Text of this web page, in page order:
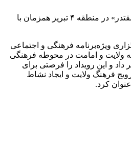
برگزاری ویژه‌برنامه «ایران مقتدر» در منطقه ۴ تبریز همزمان با
تبریز از برگزاری ویژه‌برنامه فرهنگی و اجتماعی
ولایت و امامت در محوطه فرهنگی
و این رویداد را فرصتی برای
فرهنگ ولایت و ایجاد نشاط
کرد.